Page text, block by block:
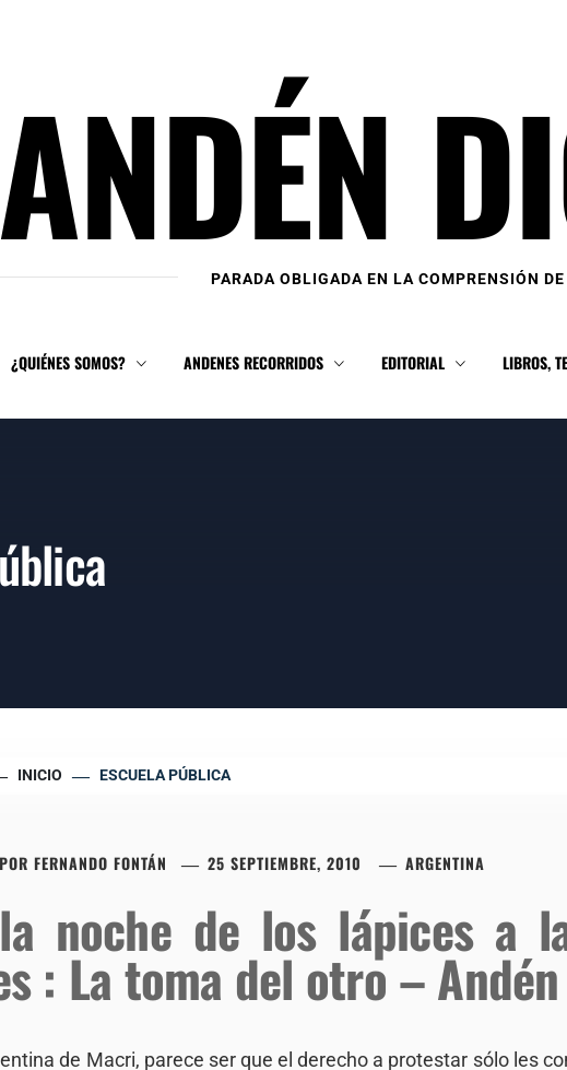
ANDÉN
PARADA OBLIGADA EN LA COMPRENSIÓN
¿QUIÉNES SOMOS? ANDENES RECORRIDOS EDITORIAL LIBROS,
INICIO ESCUELA PÚBLICA
POR FERNANDO FONTÁN 25 SEPTIEMBRE, 2010 ARGENTINA
noche de los lápices a
: La toma del otro –
de Macri, parece ser que el derecho a protestar sólo les